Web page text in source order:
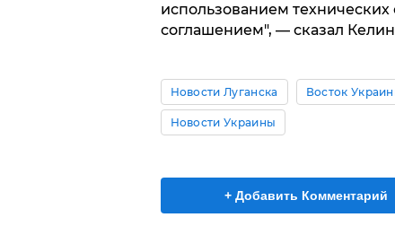
использованием
соглашением", — сказал
Новости Луганска Восток
Новости Украины
+ Добавить Комментарий